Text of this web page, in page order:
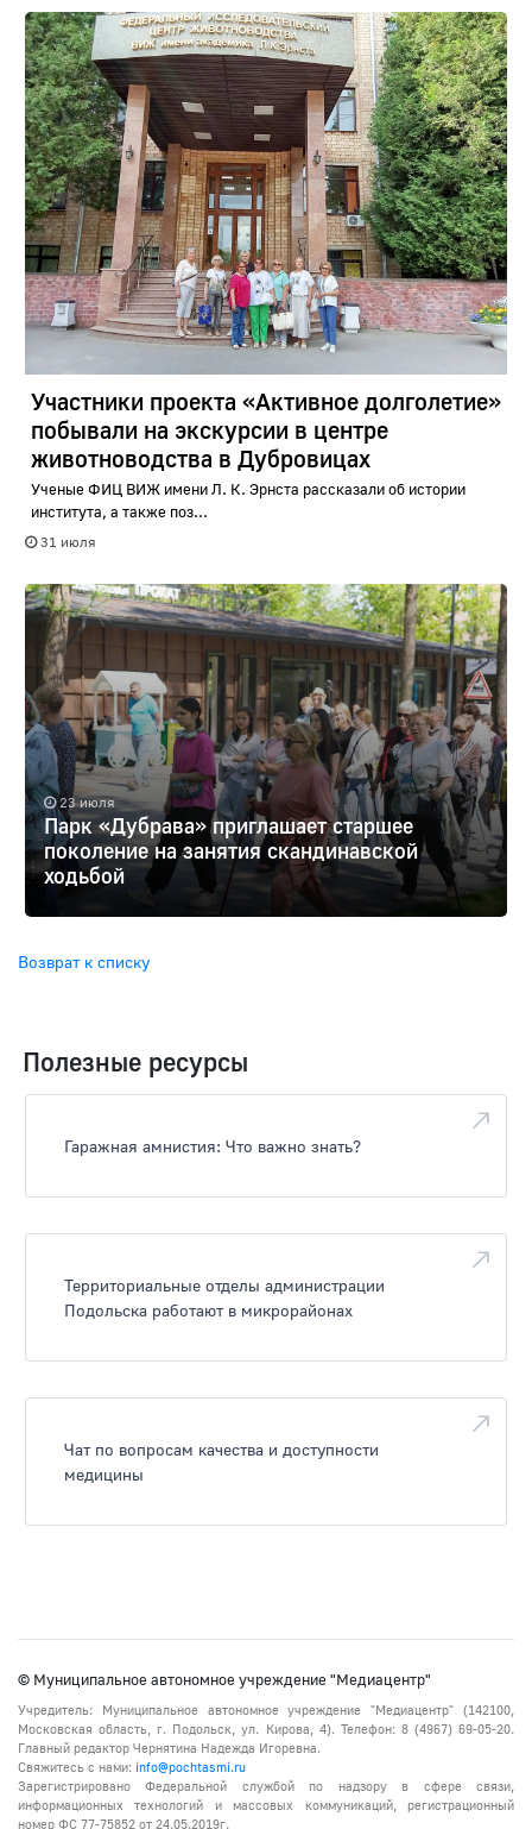
Участники проекта «Активное долголетие»
побывали на экскурсии в центре
животноводства в Дубровицах
Ученые ФИЦ ВИЖ имени Л. К. Эрнста рассказали об истории
института, а также поз...
31 июля
23 июля
Парк «Дубрава» приглашает старшее
поколение на занятия скандинавской
ходьбой
Возврат к списку
Полезные ресурсы
Гаражная амнистия: Что важно знать?
Территориальные отделы администрации
Подольска работают в микрорайонах
Чат по вопросам качества и доступности
медицины
© Муниципальное автономное учреждение "Медиацентр"
Учредитель: Муниципальное автономное учреждение "Медиацентр" (142100,
Московская область, г. Подольск, ул. Кирова, 4). Телефон: 8 (4967) 69-05-20.
Главный редактор Чернятина Надежда Игоревна.
Свяжитесь с нами: info@pochtasmi.ru
Зарегистрировано Федеральной службой по надзору в сфере связи,
информационных технологий и массовых коммуникаций, регистрационный
номер ФС 77-75852 от 24.05.2019г.